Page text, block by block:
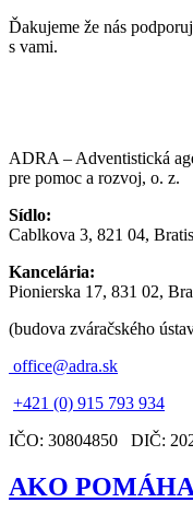
Ďakujeme že nás
s vami.
ADRA – Adventistická
pre pomoc a rozvoj, o. z.
Sídlo:
Cablkova 3, 821 04,
Kancelária:
Pionierska 17, 831 02,
(budova zváračského
office@adra.sk
+421 (0) 915 793 934
IČO: 30804850 DIČ:
AKO